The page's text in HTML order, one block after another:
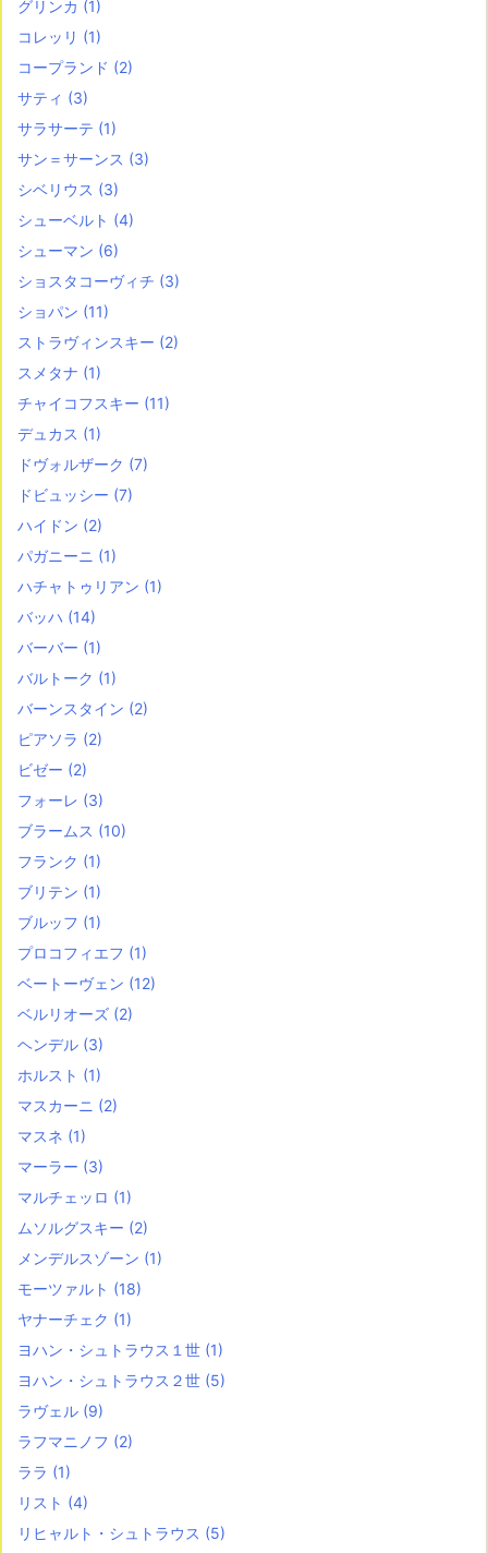
グリンカ (1)
コレッリ (1)
コープランド (2)
サティ (3)
サラサーテ (1)
サン＝サーンス (3)
シベリウス (3)
シューベルト (4)
シューマン (6)
ショスタコーヴィチ (3)
ショパン (11)
ストラヴィンスキー (2)
スメタナ (1)
チャイコフスキー (11)
デュカス (1)
ドヴォルザーク (7)
ドビュッシー (7)
ハイドン (2)
パガニーニ (1)
ハチャトゥリアン (1)
バッハ (14)
バーバー (1)
バルトーク (1)
バーンスタイン (2)
ピアソラ (2)
ビゼー (2)
フォーレ (3)
ブラームス (10)
フランク (1)
ブリテン (1)
ブルッフ (1)
プロコフィエフ (1)
ベートーヴェン (12)
ベルリオーズ (2)
ヘンデル (3)
ホルスト (1)
マスカーニ (2)
マスネ (1)
マーラー (3)
マルチェッロ (1)
ムソルグスキー (2)
メンデルスゾーン (1)
モーツァルト (18)
ヤナーチェク (1)
ヨハン・シュトラウス１世 (1)
ヨハン・シュトラウス２世 (5)
ラヴェル (9)
ラフマニノフ (2)
ララ (1)
リスト (4)
リヒャルト・シュトラウス (5)